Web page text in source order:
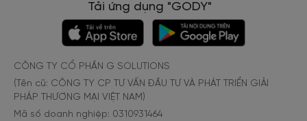
Tải ứng dụng "GODY"
CÔNG TY CỔ PHẦN G SOLUTIONS
(Tên cũ: CÔNG TY CP TƯ VẤN ĐẦU TƯ VÀ PHÁT TRIỂN GIẢI
PHÁP THƯƠNG MẠI VIỆT NAM)
Mã số doanh nghiệp: 0310931464